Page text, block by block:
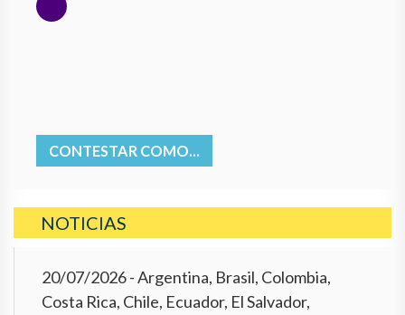
CONTESTAR COMO...
NOTICIAS
20/07/2026- Argentina, Brasil, Colombia,
Costa Rica, Chile, Ecuador, El Salvador,